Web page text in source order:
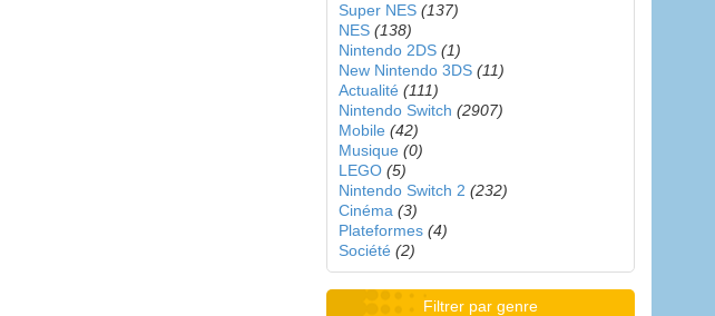
Super NES (137)
NES (138)
Nintendo 2DS (1)
New Nintendo 3DS (11)
Actualité (111)
Nintendo Switch (2907)
Mobile (42)
Musique (0)
LEGO (5)
Nintendo Switch 2 (232)
Cinéma (3)
Plateformes (4)
Société (2)
Filtrer par genre